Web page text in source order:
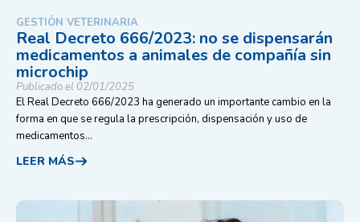
GESTIÓN VETERINARIA
Real Decreto 666/2023: no se dispensarán
medicamentos a animales de compañía sin
microchip
Publicado el 02/01/2025
El Real Decreto 666/2023 ha generado un importante cambio en la
forma en que se regula la prescripción, dispensación y uso de
medicamentos...
LEER MÁS